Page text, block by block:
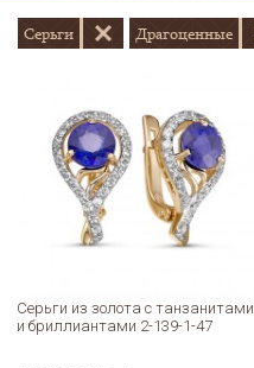
Серьги Драгоценные
Серьги из золота с танзанитами
и бриллиантами 2-139-1-47